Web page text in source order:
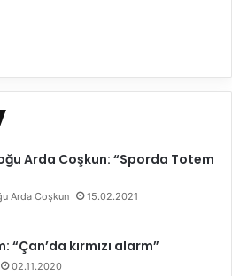
Arda Coşkun: “Sporda Totem
Arda Coşkun 15.02.2021
“Çan’da kırmızı alarm”
02.11.2020